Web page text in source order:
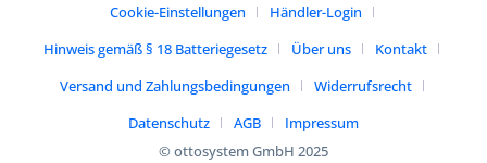
Cookie-Einstellungen
Händler-Login
Hinweis gemäß § 18 Batteriegesetz
Über uns
Kontakt
Versand und Zahlungsbedingungen
Widerrufsrecht
Datenschutz
AGB
Impressum
© ottosystem GmbH 2025